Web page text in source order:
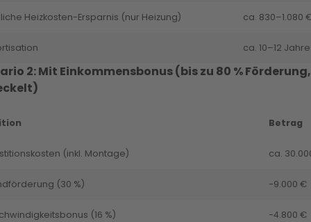
Heizkosten-Ersparnis (nur Heizung) ca. 830–1.080
ca. 10–12 Jahre
2: Mit Einkommensbonus (bis zu 80 % Förderung,
Betrag
(inkl. Montage) ca.
(30 %) −9.000 €
(16 %) −4.800 €